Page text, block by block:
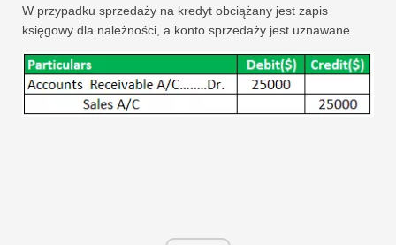
W przypadku sprzedaży na kredyt obciążany jest zapis
księgowy dla należności, a konto sprzedaży jest uznawane.